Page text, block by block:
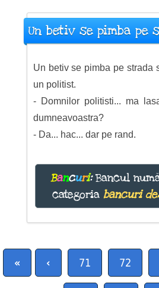
Un betiv se pimba pe
Un betiv se pimba pe strada
un politist.
- Domnilor politisti... ma
dumneavoastra?
- Da... hac... dar pe rand.
Bancuri:Bancul
categoriabancuri
« ‹ 71 72